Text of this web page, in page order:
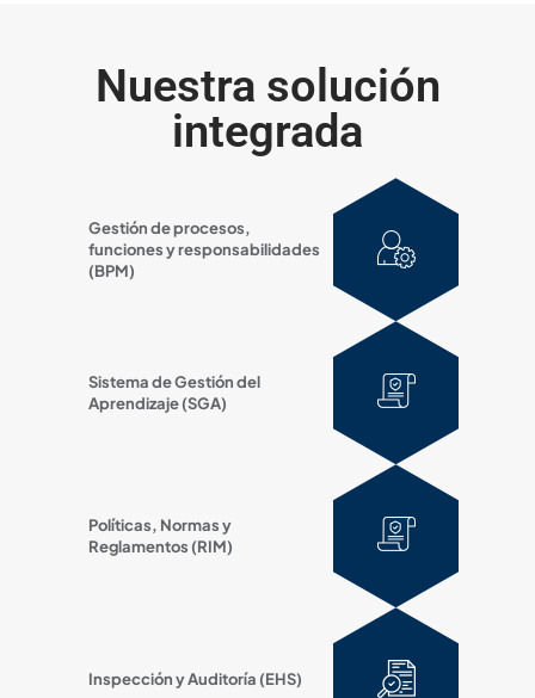
Nuestra solución
integrada
Gestión de procesos,
funciones y responsabilidades
(BPM)
Sistema de Gestión del
Aprendizaje (SGA)
Políticas, Normas y
Reglamentos (RIM)
Inspección y Auditoría (EHS)